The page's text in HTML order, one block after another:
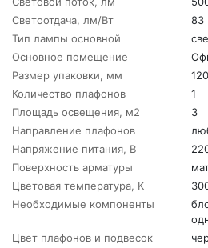
Светоотдача, лм/Вт
83
Тип лампы основной
Основное помещение
Размер упаковки, мм
Количество плафонов
1
Площадь освещения, м2
3
Направление плафонов
Напряжение питания, В
Поверхность арматуры
Цветовая температура, K
Необходимые компоненты
Цвет плафонов и подвесок